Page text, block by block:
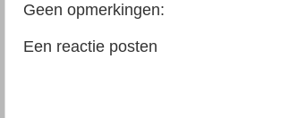
Geen opmerkingen:
Een reactie posten